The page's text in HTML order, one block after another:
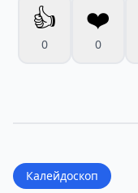
👍
0
❤️
0
Калейдоскоп